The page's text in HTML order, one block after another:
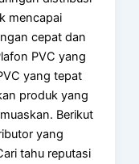
mencapai
cepat dan
PVC yang
yang tepat
produk yang
Berikut
yang
tahu reputasi